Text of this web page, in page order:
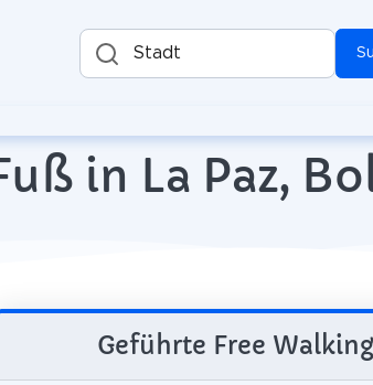
Stadt
in La Paz,
Geführte Free